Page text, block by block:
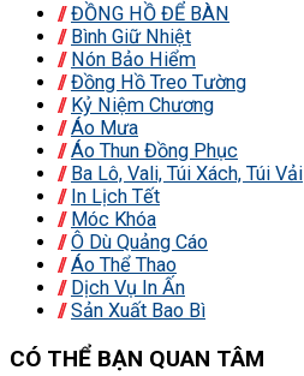
ĐỒNG HỒ ĐỂ BÀN
Bình Giữ Nhiệt
Nón Bảo Hiểm
Đồng Hồ Treo Tường
Kỷ Niệm Chương
Áo Mưa
Áo Thun Đồng Phục
Ba Lô, Vali, Túi Xách, Túi Vải
In Lịch Tết
Móc Khóa
Ô Dù Quảng Cáo
Áo Thể Thao
Dịch Vụ In Ấn
Sản Xuất Bao Bì
CÓ THỂ BẠN QUAN TÂM